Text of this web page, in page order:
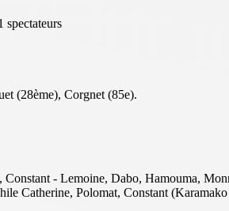
(28ème), Corgnet (85e).
- Lemoine, Dabo, Hamouma,
Catherine, Polomat, Constant